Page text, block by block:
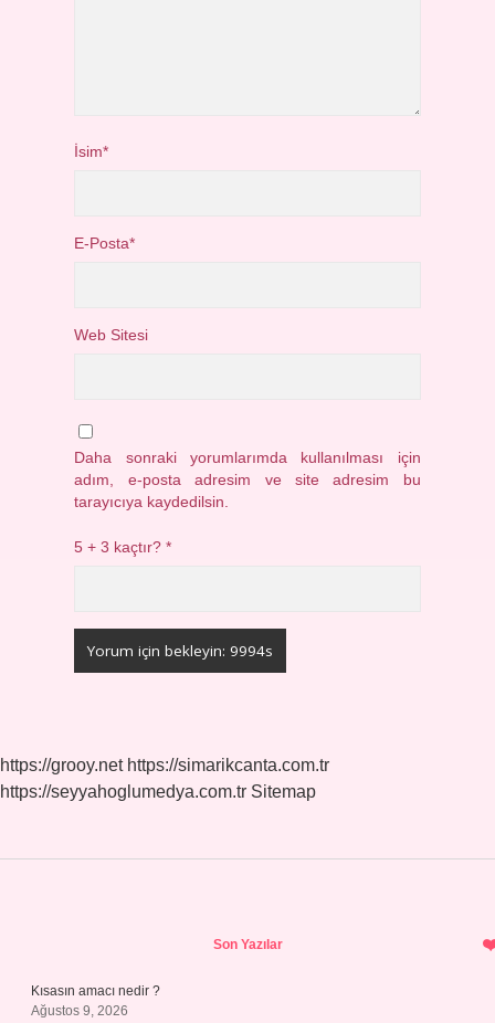
İsim*
E-Posta*
Web Sitesi
Daha sonraki yorumlarımda kullanılması için
adım, e-posta adresim ve site adresim bu
tarayıcıya kaydedilsin.
5 + 3 kaçtır?*
https://grooy.net https://simarikcanta.com.tr
https://seyyahoglumedya.com.tr Sitemap
Son Yazılar
Kısasın amacı nedir ?
Ağustos 9, 2026